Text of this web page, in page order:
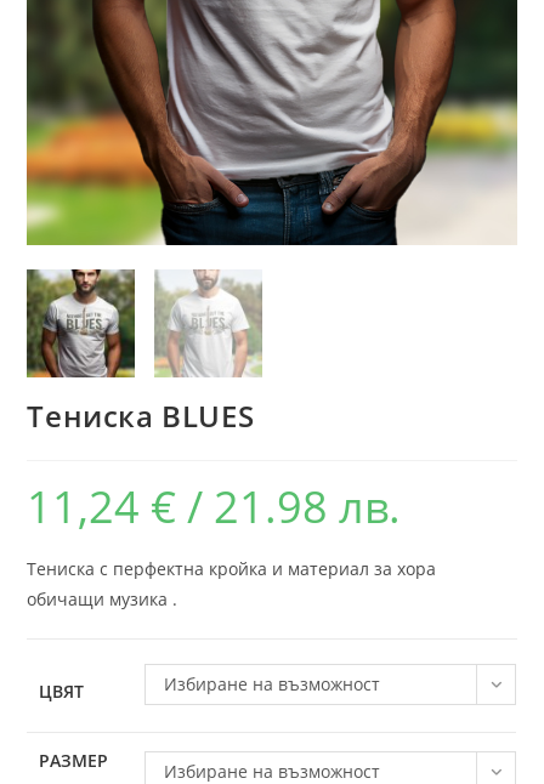
Тениска BLUES
11,24 € / 21.98 лв.
Тениска с перфектна кройка и материал за хора
обичащи музика .
ЦВЯТ Избиране на възможност
РАЗМЕР Избиране на възможност